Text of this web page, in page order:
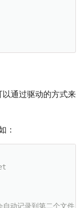
通过驱动的方式来
：
动记录到第二个文件